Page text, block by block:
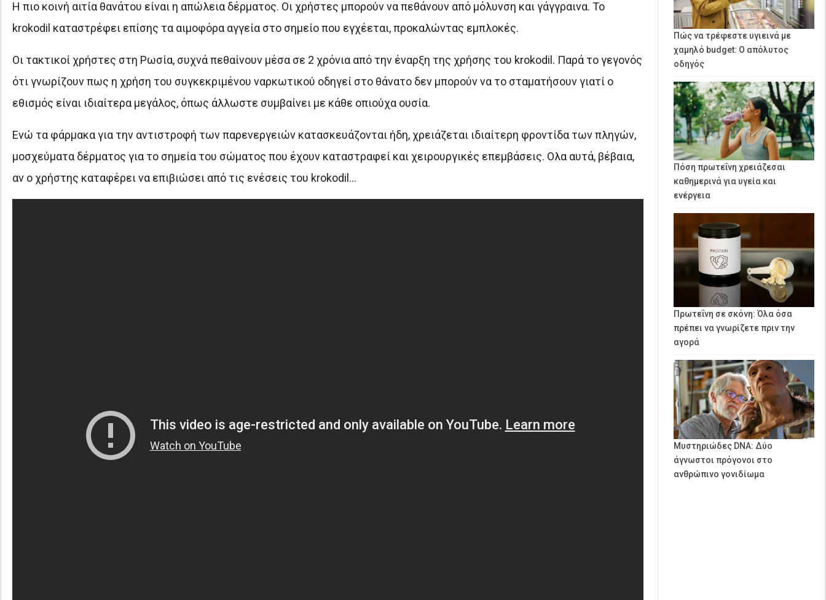
Η πιο κοινή αιτία θανάτου είναι η απώλεια δέρματος. Οι χρήστες μπορούν να πεθάνουν από μόλυνση και γάγγραινα. Το
krokodil καταστρέφει επίσης τα αιμοφόρα αγγεία στο σημείο που εγχέεται, προκαλώντας εμπλοκές.
Οι τακτικοί χρήστες στη Ρωσία, συχνά πεθαίνουν μέσα σε 2 χρόνια από την έναρξη της χρήσης του krokodil. Παρά το γεγονός
ότι γνωρίζουν πως η χρήση του συγκεκριμένου ναρκωτικού οδηγεί στο θάνατο δεν μπορούν να το σταματήσουν γιατί ο
εθισμός είναι ιδιαίτερα μεγάλος, όπως άλλωστε συμβαίνει με κάθε οπιούχα ουσία.
Ενώ τα φάρμακα για την αντιστροφή των παρενεργειών κατασκευάζονται ήδη, χρειάζεται ιδιαίτερη φροντίδα των πληγών,
μοσχεύματα δέρματος για το σημεία του σώματος που έχουν καταστραφεί και χειρουργικές επεμβάσεις. Ολα αυτά, βέβαια,
αν ο χρήστης καταφέρει να επιβιώσει από τις ενέσεις του krokodil…
Πώς να τρέφεστε υγιεινά με
χαμηλό budget: Ο απόλυτος
οδηγός
Πόση πρωτεΐνη χρειάζεσαι
καθημερινά για υγεία και
ενέργεια
Πρωτεΐνη σε σκόνη: Όλα όσα
πρέπει να γνωρίζετε πριν την
αγορά
Μυστηριώδες DNA: Δύο
άγνωστοι πρόγονοι στο
ανθρώπινο γονιδίωμα